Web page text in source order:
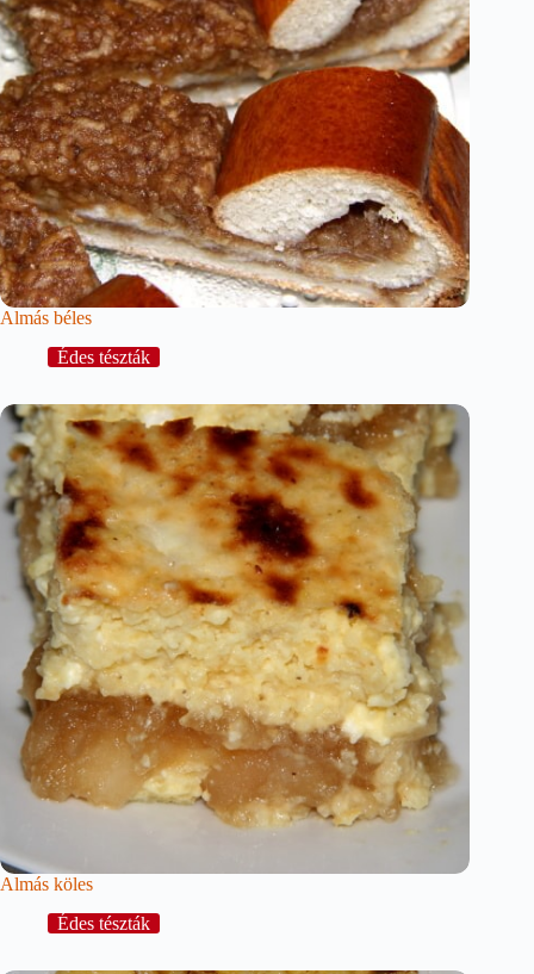
Almás béles
Édes tészták
Almás köles
Édes tészták